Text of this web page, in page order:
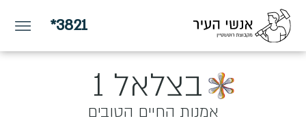
*3821
בצלאל 1
אמנות החיים הטובים